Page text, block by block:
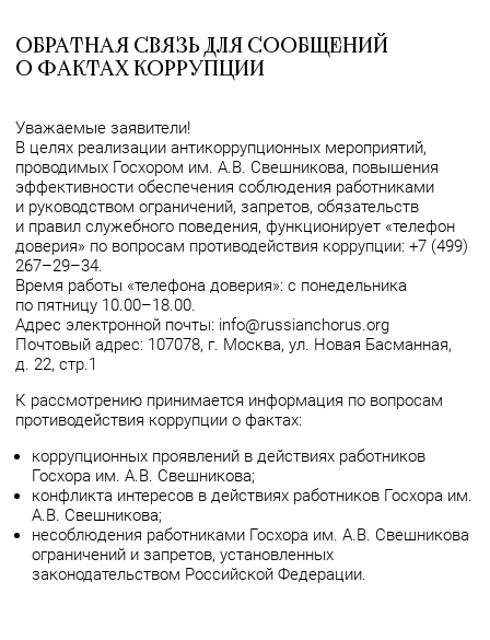
Обратная связь для сообщений
о фактах коррупции
Уважаемые заявители!
В целях реализации антикоррупционных мероприятий,
проводимых Госхором им. А.В. Свешникова, повышения
эффективности обеспечения соблюдения работниками
и руководством ограничений, запретов, обязательств
и правил служебного поведения, функционирует «телефон
доверия» по вопросам противодействия коррупции: +7 (499)
267–29–34.
Время работы «телефона доверия»: с понедельника
по пятницу 10.00–18.00.
Адрес электронной почты: info@russianchorus.org
Почтовый адрес: 107078, г. Москва, ул. Новая Басманная,
д. 22, стр.1
К рассмотрению принимается информация по вопросам
противодействия коррупции о фактах:
коррупционных проявлений в действиях работников
Госхора им. А.В. Свешникова;
конфликта интересов в действиях работников Госхора им.
А.В. Свешникова;
несоблюдения работниками Госхора им. А.В. Свешникова
ограничений и запретов, установленных
законодательством Российской Федерации.